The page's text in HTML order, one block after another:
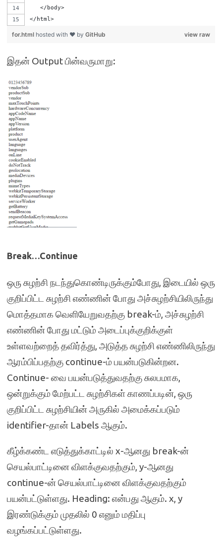
   </body>
</html>
view raw
for.html hosted with ❤ by GitHub
இதன் Output பின்வருமாறு:
Break…Continue
ஒரு சுழற்சி நடந்துகொண்டிருக்கும்போது, இடையில் ஒரு
குறிப்பிட்ட சுழற்சி எண்ணின் போது அச்சுழற்சியிலிருந்து
மொத்தமாக வெளியேறுவதற்கு break-ம், அச்சுழற்சி
எண்ணின் போது மட்டும் அடைப்புக்குறிக்குள்
உள்ளவற்றைத் தவிர்த்து, அடுத்த சுழற்சி எண்ணிலிருந்து
ஆரம்பிப்பதற்கு continue-ம் பயன்படுகின்றன.
Continue- வை பயன்படுத்துவதற்கு சுலபமாக,
ஒன்றுக்கும் மேற்பட்ட சுழற்சிகள் காணப்படின், ஒரு
குறிப்பிட்ட சுழற்சியின் அருகில் அமைக்கப்படும்
identifier-தான் Labels ஆகும்.
கீழ்க்கண்ட எடுத்துக்காட்டில் x-ஆனது break-ன்
செயல்பாட்டினை விளக்குவதற்கும், y-ஆனது
continue-ன் செயல்பாட்டினை விளக்குவதற்கும்
பயன்பட்டுள்ளது. Heading: என்பது ஆகும். x, y
இரண்டுக்கும் முதலில் 0 எனும் மதிப்பு
வழங்கப்பட்டுள்ளது.